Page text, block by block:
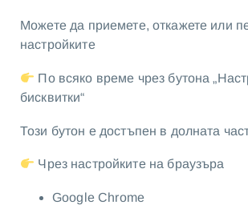
Можете да приемете, откажете или
настройките
По всяко време чрез бутона
бисквитки“
Този бутон е достъпен в долната
Чрез настройките на браузъра
Google Chrome